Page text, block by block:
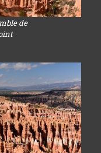
de